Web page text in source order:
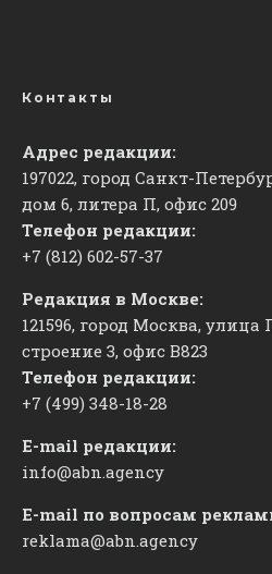
Контакты
Адрес редакции:
197022, город Санкт-
дом 6, литера П, офис 209
Телефон редакции:
+7 (812) 602-57-37
Редакция в Москве:
121596, город Москва, улица
строение 3, офис ​В823
Телефон редакции:
+7 (499) 348-18-28
E-mail редакции:
info@abn.agency
E-mail по вопросам
reklama@abn.agency